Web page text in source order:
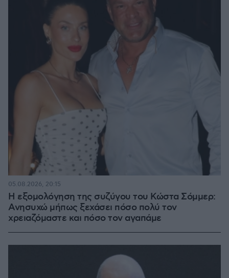
Η εξομολόγηση της συζύγου του Κώστα Σόμμερ:
Ανησυχώ μήπως ξεχάσει πόσο πολύ τον
χρειαζόμαστε και πόσο τον αγαπάμε
05.08.2026, 20:15